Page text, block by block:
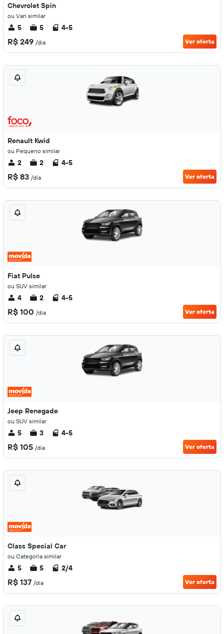
Chevrolet Spin
ou Van similar
5 5 4-5
R$ 249 /dia Ver oferta
Renault Kwid
ou Pequeno similar
2 2 4-5
R$ 83 /dia Ver oferta
Fiat Pulse
ou SUV similar
4 2 4-5
R$ 100 /dia Ver oferta
Jeep Renegade
ou SUV similar
5 3 4-5
R$ 105 /dia Ver oferta
Class Special Car
ou Categoria similar
5 5 2/4
R$ 137 /dia Ver oferta